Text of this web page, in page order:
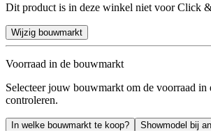
Dit product is in deze winkel niet voor Click
Wijzig bouwmarkt
Voorraad in de bouwmarkt
Selecteer jouw bouwmarkt om de voorraad in
controleren.
In welke bouwmarkt te koop? Showmodel bij